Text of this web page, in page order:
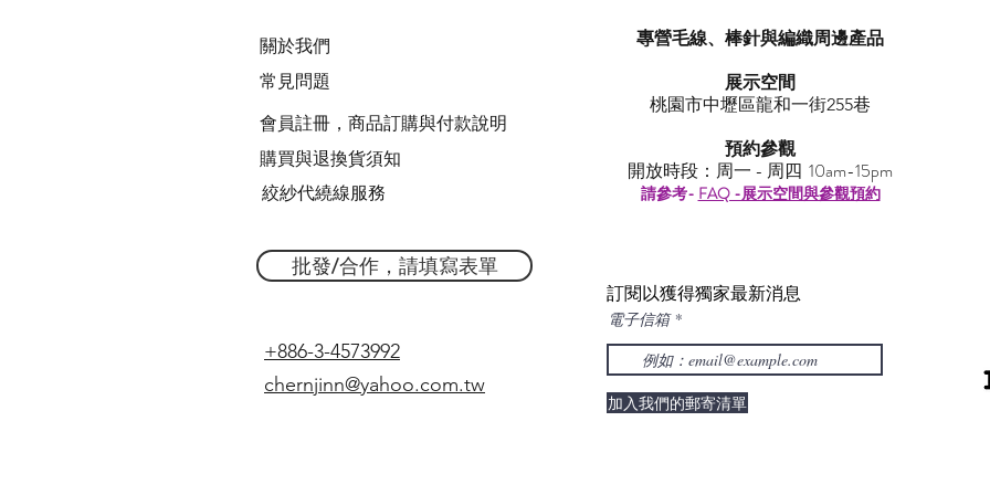
關於我們
常見問題
會員註冊，商品訂購與付款說明
購買與退換貨須知
絞紗代繞線服務
專營毛線、棒針與編織周邊產品
展示空間
​桃園市中壢區龍和一街255巷
預約參觀
開放時段：周一 - 周四 10am-15pm
請參考- FAQ -展示空間與參觀預約
批發/合作，請填寫表單
+886-3-4573992
chernjinn@yahoo.com.tw
訂閱以獲得獨家最新消息
電子信箱
加入我們的郵寄清單